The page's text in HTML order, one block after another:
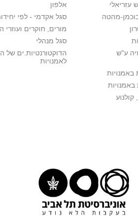
עזריאלי
מהטה
ע"ש
אלפון
סגל אקדמי - לפי
מורים, חוקרים ועוזרי
סגל מנהלי
הדוקטורנטיות.ים של
לאמנויות